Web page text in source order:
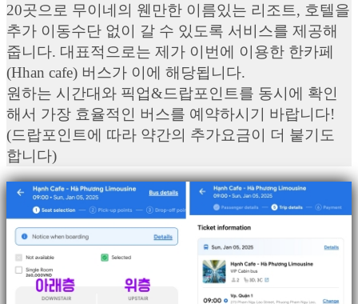
20곳으로 무이네의 웬만한 이름있는 리조트, 호텔을
추가 이동수단 없이 갈 수 있도록 서비스를 제공해
줍니다. 대표적으로는 제가 이번에 이용한 한카페
(Hhan cafe) 버스가 이에 해당됩니다.
원하는 시간대와 픽업&드랍포인트를 동시에 확인
해서 가장 효율적인 버스를 예약하시기 바랍니다!
(드랍포인트에 따라 약간의 추가요금이 더 붙기도
합니다)